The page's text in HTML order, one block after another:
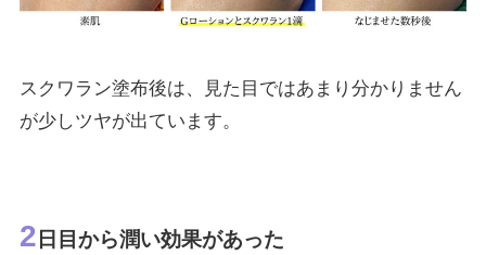
スクワラン塗布後は、見た目ではあまり分かりません
が少しツヤが出ています。
2 日目から潤い効果があった